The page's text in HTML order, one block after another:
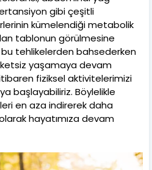
gibi çeşitli
kümelendiği metabolik
tablonun görülmesine
tehlikelerden bahsederken
yaşamaya devam
fiziksel aktivitelerimizi
başlayabiliriz. Böylelikle
en aza indirerek daha
hayatımıza devam